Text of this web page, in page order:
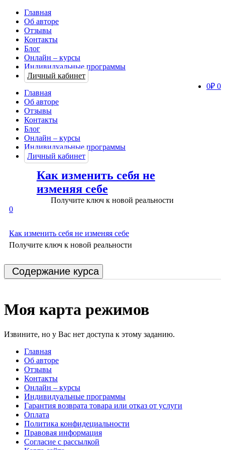
Главная
Об авторе
Отзывы
Контакты
Блог
Онлайн – курсы
Индивидуальные программы
Личный кабинет
0₽ 0
Главная
Об авторе
Отзывы
Контакты
Блог
Онлайн – курсы
Индивидуальные программы
Личный кабинет
Как изменить себя не
изменяя себе
Получите ключ к новой реальности
0
Как изменить себя не изменяя себе
Получите ключ к новой реальности
Содержание курса
Моя карта режимов
Извините, но у Вас нет доступа к этому заданию.
Главная
Об авторе
Отзывы
Контакты
Онлайн – курсы
Индивидуальные программы
Гарантия возврата товара или отказ от услуги
Оплата
Политика конфидециальности
Правовая информация
Согласие с рассылкой